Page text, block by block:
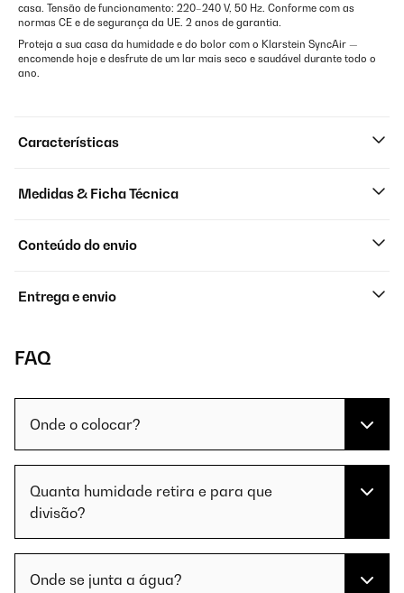
casa. Tensão de funcionamento: 220–240 V, 50 Hz. Conforme com as
normas CE e de segurança da UE. 2 anos de garantia.
Proteja a sua casa da humidade e do bolor com o Klarstein SyncAir —
encomende hoje e desfrute de um lar mais seco e saudável durante todo o
ano.
Características
Medidas & Ficha Técnica
Conteúdo do envio
Entrega e envio
FAQ
Onde o colocar?
Quanta humidade retira e para que
divisão?
Onde se junta a água?